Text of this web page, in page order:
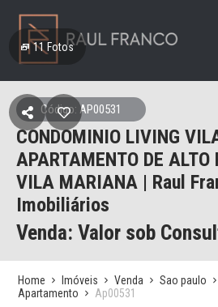
11 Fotos
Código: AP00531
CONDOMINIO LIVING
APARTAMENTO DE ALTO
VILA MARIANA | Raul
Imobiliários
Venda: Valor sob
Home Imóveis Venda Sao paulo
Apartamento
Ap00531